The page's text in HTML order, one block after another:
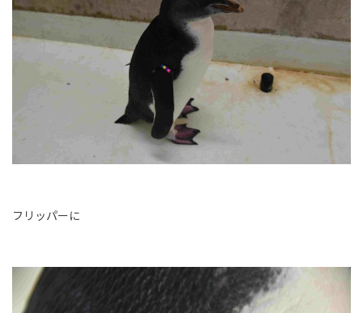
フリッパーに